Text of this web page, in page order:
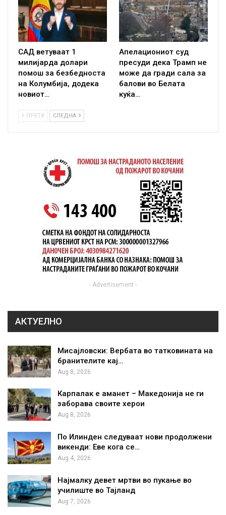
САД ветуваат 1
милијарда долари
помош за безбедноста
на Колумбија, додека
новиот…
Апелациониот суд
пресуди дека Трамп не
може да гради сала за
балови во Белата
куќа…
ПРЕТХ СЛЕДНА
- Advertisement -
АКТУЕЛНО
Мисајловски: Вербата во татковината на
бранителите кај…
Aug 8, 2026
Карпалак е аманет – Македонија не ги
заборава своите херои
Aug 8, 2026
По Илинден следуваат нови продолжени
викенди: Еве кога се…
Aug 4, 2026
Најмалку девет мртви во пукање во
училиште во Тајланд
Aug 7, 2026